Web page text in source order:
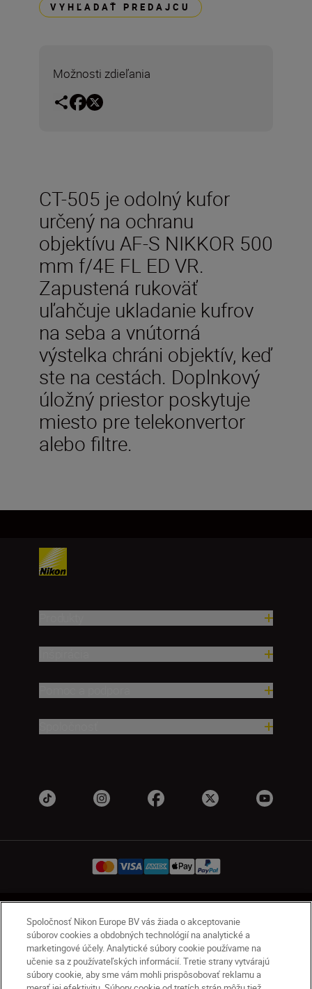
VYHĽADAŤ PREDAJCU
Možnosti zdieľania
CT-505 je odolný kufor
určený na ochranu
objektívu AF-S NIKKOR 500
mm f/4E FL ED VR.
Zapustená rukoväť
uľahčuje ukladanie kufrov
na seba a vnútorná
výstelka chráni objektív, keď
ste na cestách. Doplnkový
úložný priestor poskytuje
miesto pre telekonvertor
alebo filtre.
SK Nikon Sites
Kontakt
Oznámenie o ochrane osobných údajov
Podmienky používania
Nikon Store – zmluvné podmienky
Oznámenie týkajúce sa súborov cookie
Spoločnosť Nikon Europe BV vás žiada o akceptovanie
súborov cookies a obdobných technológií na analytické a
marketingové účely. Analytické súbory cookie používame na
učenie sa z používateľských informácií. Tretie strany vytvárajú
súbory cookie, aby sme vám mohli prispôsobovať reklamu a